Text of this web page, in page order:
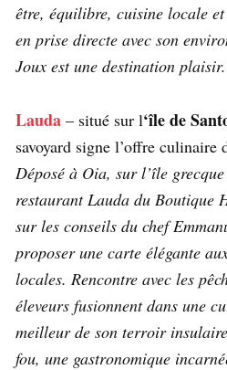
être, équilibre, cuisine locale
en prise directe avec son
Joux est une destination plaisir.
Lauda – situé sur l‘île de
savoyard signe l’offre
Déposé à Oia, sur l’île
restaurant Lauda du Boutique
sur les conseils du chef
proposer une carte élégante
locales. Rencontre avec les
éleveurs fusionnent dans une
meilleur de son terroir
fou, une gastronomique